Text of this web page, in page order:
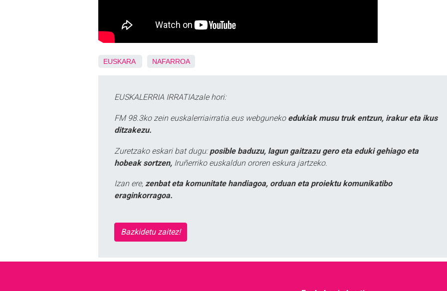
EUSKARA NAFARROA
EUSKALERRIA IRRATIAzale hori:
FM 98.3ko zein euskalerriairratia.eus webguneko edukiak musu truk entzun, irakur eta ikus
ditzakezu.
Zuretzako eskari bat dugu: posible baduzu, lagun gaitzazu gero eta eduki gehiago eta
hobeak sortzen, Iruñerriko euskaldun ororen eskura jartzeko.
Izan ere, zenbat eta komunitate handiagoa, orduan eta proiektu komunikatibo
eraginkorragoa.
Bazkidetu zaitez!